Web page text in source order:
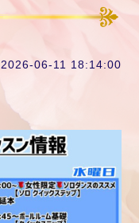
2026-06-11 18:14:00